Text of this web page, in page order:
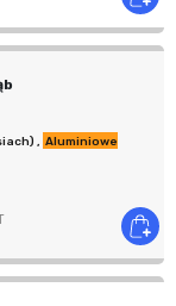
, Aluminiowe